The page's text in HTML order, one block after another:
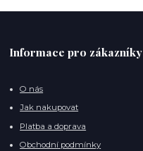
Informace pro zákazníky
O nás
Jak nakupovat
Platba a doprava
Obchodní podmínky